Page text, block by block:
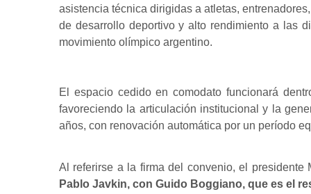
asistencia técnica dirigidas a atletas,
de desarrollo deportivo y alto rendimiento a las
movimiento olímpico argentino.
El espacio cedido en comodato funcionará
favoreciendo la articulación institucional y la
años, con renovación automática por un período
Al referirse a la firma del convenio, el presidente
Pablo Javkin, con Guido Boggiano, que es el